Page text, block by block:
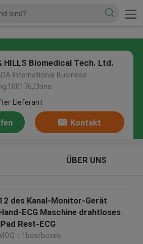
HILLS Biomedical Tech. Ltd.
International Business
Lieferant
Kontakt
ÜBER UNS
des Kanal-Monitor-Gerät
ECG Maschine drahtloses
Rest-ECG
MOQ：1box/boxes